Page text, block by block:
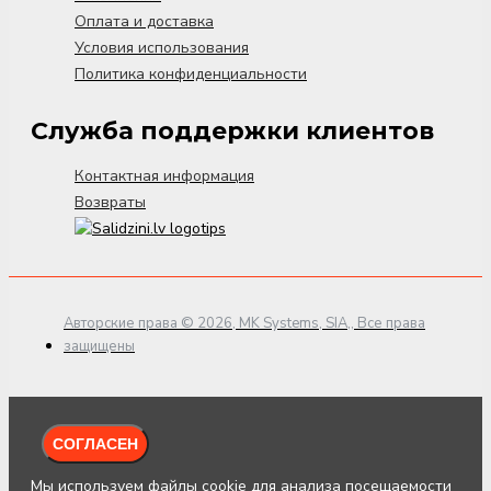
Оплата и доставка
Условия использования
Политика конфиденциальности
Служба поддержки клиентов
Контактная информация
Возвраты
Авторские права © 2026, MK Systems, SIA,, Все права
защищены
СОГЛАСЕН
Мы используем файлы cookie для анализа посещаемости